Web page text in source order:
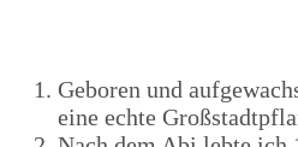
Geboren und
eine echte